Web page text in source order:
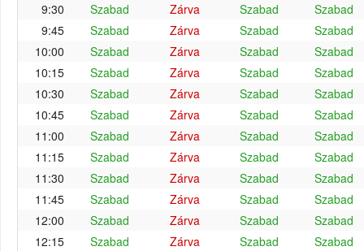
9:30
Szabad Zárva Szabad
Szabad
9:45
Szabad Zárva Szabad
Szabad
10:00
Szabad Zárva Szabad
Szabad
10:15
Szabad Zárva Szabad
Szabad
10:30
Szabad Zárva Szabad
Szabad
10:45
Szabad Zárva Szabad
Szabad
11:00
Szabad Zárva Szabad
Szabad
11:15
Szabad Zárva Szabad
Szabad
11:30
Szabad Zárva Szabad
Szabad
11:45
Szabad Zárva Szabad
Szabad
12:00
Szabad Zárva Szabad
Szabad
12:15
Szabad Zárva Szabad
Szabad